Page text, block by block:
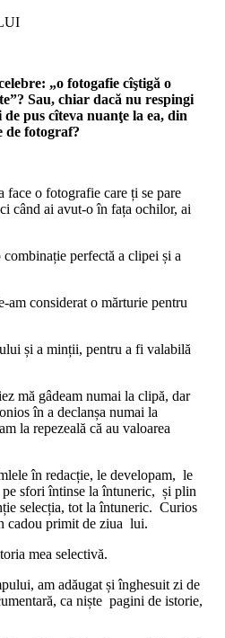
„o fotogafie cîştigă o
Sau, chiar dacă nu respingi
pus cîteva nuanţe la ea, din
de fotograf?
face o fotografie care ți se pare
când ai avut-o în fața ochilor, ai
perfectă a clipei și a
considerat o mărturie pentru
și a minții, pentru a fi valabilă
mă gâdeam numai la clipă, dar
în a declanșa numai la
la repezeală că au valoarea
în redacție, le developam, le
sfori întinse la întuneric, și plin
selecția, tot la întuneric. Curios
cadou primit de ziua lui.
mea selectivă.
am adăugat și înghesuit zi de
ca niște pagini de istorie,